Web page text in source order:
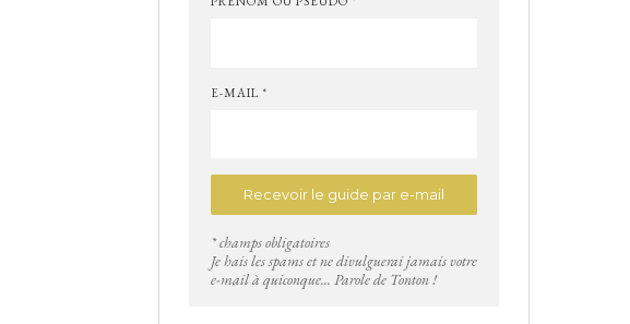
E-MAIL *
* champs obligatoires
Je hais les spams et ne divulguerai jamais votre
e-mail à quiconque... Parole de Tonton !